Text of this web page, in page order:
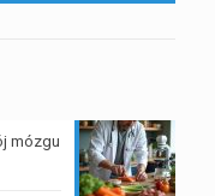
mózgu